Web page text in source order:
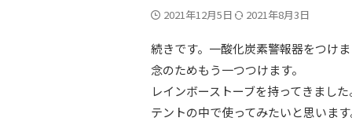
2021年12月5日 2021年8月3日
続きです。一酸化炭素警報器をつけ
念のためもう一つつけます。
レインボーストーブを持ってきました
テントの中で使ってみたいと思いま